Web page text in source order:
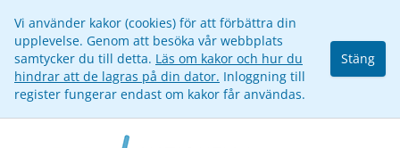
Vi använder kakor (cookies) för att förbättra din
upplevelse. Genom att besöka vår webbplats
samtycker du till detta. Läs om kakor och hur du
hindrar att de lagras på din dator. Inloggning till
register fungerar endast om kakor får användas.
Stäng